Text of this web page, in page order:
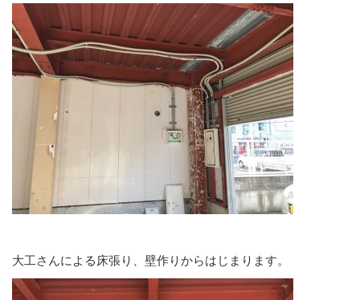
大工さんによる床張り、壁作りからはじまります。